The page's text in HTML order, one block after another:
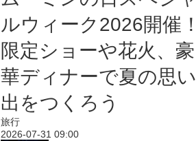
ルウィーク2026開催！
限定ショーや花火、豪
華ディナーで夏の思い
出をつくろう
旅行
2026-07-31 09:00